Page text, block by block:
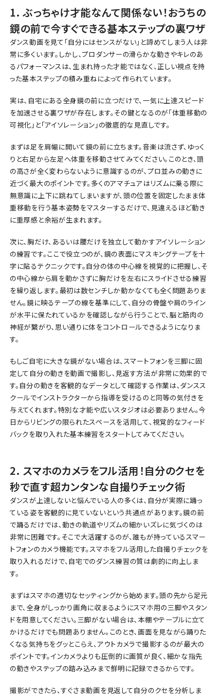
1. ぶっちゃけ才能なんて関係ない！おうちの
鏡の前で今すぐできる基本ステップの裏ワザ
ダンス動画を見て「自分にはセンスがない」と諦めてしまう人は非
常に多くいます。しかし、プロダンサーの滑らかな動きやキレのあ
るパフォーマンスは、生まれ持った才能ではなく、正しい視点を持
った基本ステップの積み重ねによって作られています。
実は、自宅にある全身鏡の前に立つだけで、一気に上達スピード
を加速させる裏ワザが存在します。その鍵となるのが「体重移動の
可視化」と「アイソレーション」の徹底的な見直しです。
まずは足を肩幅に開いて鏡の前に立ちます。音楽は流さず、ゆっく
りと右足から左足へ体重を移動させてみてください。このとき、頭
の高さが全く変わらないように意識するのが、プロ並みの動きに
近づく最大のポイントです。多くのアマチュアはリズムに乗る際に
無意識に上下に跳ねてしまいますが、頭の位置を固定したまま体
重移動を行う基本姿勢をマスターするだけで、見違えるほど動き
に重厚感と余裕が生まれます。
次に、胸だけ、あるいは腰だけを独立して動かすアイソレーション
の練習です。ここで役立つのが、鏡の表面にマスキングテープを十
字に貼るテクニックです。自分の体の中心線を視覚的に把握し、そ
の中心線から肩を動かさずに胸だけを左右にスライドさせる練習
を繰り返します。最初は数センチしか動かなくても全く問題ありま
せん。鏡に映るテープの線を基準にして、自分の骨盤や肩のライン
が水平に保たれているかを確認しながら行うことで、脳と筋肉の
神経が繋がり、思い通りに体をコントロールできるようになりま
す。
もしご自宅に大きな鏡がない場合は、スマートフォンを三脚に固
定して自分の動きを動画で撮影し、見返す方法が非常に効果的で
す。自分の動きを客観的なデータとして確認する作業は、ダンスス
クールでインストラクターから指導を受けるのと同等の気付きを
与えてくれます。特別な才能や広いスタジオは必要ありません。今
日からリビングの限られたスペースを活用して、視覚的なフィード
バックを取り入れた基本練習をスタートしてみてください。
2. スマホのカメラをフル活用！自分のクセを
秒で直す超カンタンな自撮りチェック術
ダンスが上達しないと悩んでいる人の多くは、自分が実際に踊っ
ている姿を客観的に見ていないという共通点があります。鏡の前
で踊るだけでは、動きの軌道やリズムの細かいズレに気づくのは
非常に困難です。そこで大活躍するのが、誰もが持っているスマー
トフォンのカメラ機能です。スマホをフル活用した自撮りチェックを
取り入れるだけで、自宅でのダンス練習の質は劇的に向上しま
す。
まずはスマホの適切なセッティングから始めます。頭の先から足元
まで、全身がしっかり画角に収まるようにスマホ用の三脚やスタン
ドを用意してください。三脚がない場合は、本棚やテーブルに立て
かけるだけでも問題ありません。このとき、画面を見ながら踊りた
くなる気持ちをグッとこらえ、アウトカメラで撮影するのが最大の
ポイントです。インカメラよりも圧倒的に画質が良く、細かな指先
の動きやステップの踏み込みまで鮮明に記録できるからです。
撮影ができたら、すぐさま動画を見返して自分のクセを分析しま